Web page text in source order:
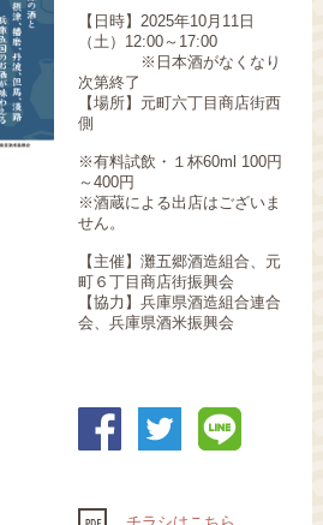
【日時】2025年10月11日
（土）12:00～17:00
※日本酒がなくなり
次第終了
【場所】元町六丁目商店街西
側
※有料試飲・１杯60ml 100円
～400円
※酒蔵による出店はございま
せん。
【主催】灘五郷酒造組合、元
町６丁目商店街振興会
【協力】兵庫県酒造組合連合
会、兵庫県酒米振興会